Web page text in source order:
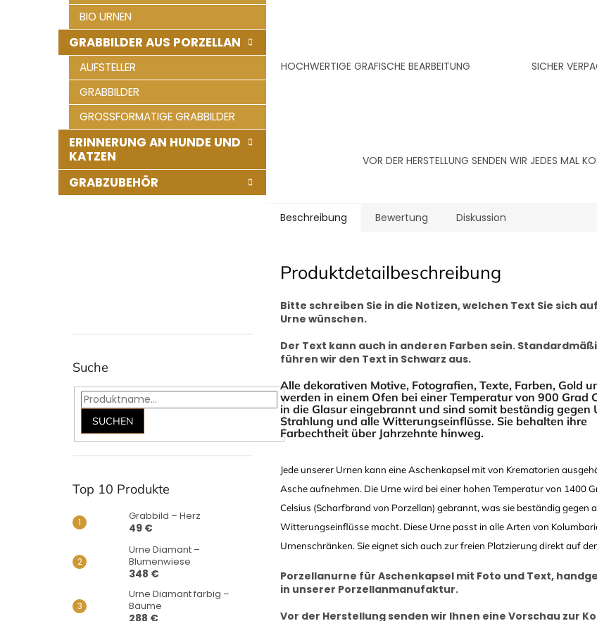
BIO URNEN
GRABBILDER AUS PORZELLAN
AUFSTELLER
GRABBILDER
GROSSFORMATIGE GRABBILDER
ERINNERUNG AN HUNDE UND
KATZEN
GRABZUBEHÖR
Suche
SUCHEN
Top 10 Produkte
Grabbild – Herz
49 €
Urne Diamant –
Blumenwiese
348 €
Urne Diamant farbig –
Bäume
288 €
HOCHWERTIGE GRAFISCHE BEARBEITUNG SICHER
VOR DER HERSTELLUNG SENDEN WIR JEDES MAL
Beschreibung Bewertung Diskussion
Produktdetailbeschreibung
Bitte schreiben Sie in die Notizen, welchen Text Sie sich
Urne wünschen.
Der Text kann auch in anderen Farben sein.
führen wir den Text in Schwarz aus.
Alle dekorativen Motive, Fotografien, Texte, Farben, Gold
werden in einem Ofen bei einer Temperatur von 900 Grad
in die Glasur eingebrannt und sind somit beständig gegen
Strahlung und alle Witterungseinflüsse. Sie behalten ihre
Farbechtheit über Jahrzehnte hinweg.
Jede unserer Urnen kann eine Aschenkapsel mit von Krematorien
Asche aufnehmen. Die Urne wird bei einer hohen Temperatur von 1400
Celsius (Scharfbrand von Porzellan) gebrannt, was sie beständig gegen
Witterungseinflüsse macht. Diese Urne passt in alle Arten von
Urnenschränken. Sie eignet sich auch zur freien Platzierung direkt auf
Porzellanurne für Aschenkapsel mit Foto und Text,
in unserer Porzellanmanufaktur.
Vor der Herstellung senden wir Ihnen eine Vorschau zur